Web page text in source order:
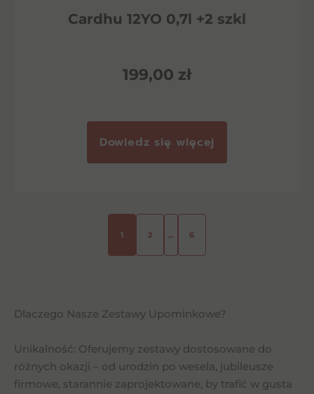
Cardhu 12YO 0,7l +2 szkl
199,00 zł
Dowiedz się więcej
1 2 … 6
Dlaczego Nasze Zestawy Upominkowe?
Unikalność: Oferujemy zestawy dostosowane do
różnych okazji – od urodzin po wesela, jubileusze
firmowe, starannie zaprojektowane, by trafić w gusta